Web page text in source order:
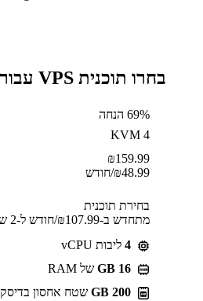
בחרו תוכנית VPS עבור EmailEngine
69% הנחה
KVM 4
159.99
₪
48.99
₪/חודש
בחירת תוכנית
מתחדש ב-⁦107.99⁩₪/חודש ל-2 שנים. בטלו בכל עת.
4 ליבות vCPU
GB 16 של RAM
200 GB
שטח אחסון בדיסק NVMe